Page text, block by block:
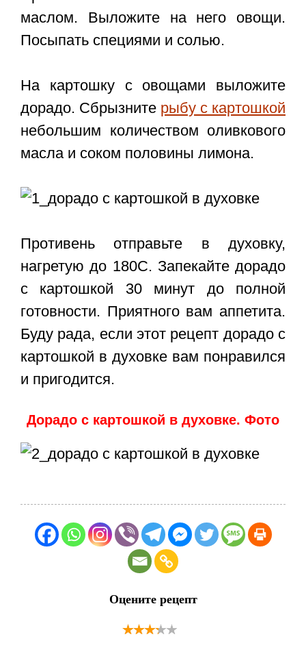
маслом. Выложите на него овощи.
Посыпать специями и солью.
На картошку с овощами выложите
дорадо. Сбрызните рыбу с картошкой
небольшим количеством оливкового
масла и соком половины лимона.
Противень отправьте в духовку,
нагретую до 180С. Запекайте дорадо
с картошкой 30 минут до полной
готовности. Приятного вам аппетита.
Буду рада, если этот рецепт дорадо с
картошкой в духовке вам понравился
и пригодится.
Дорадо с картошкой в духовке. Фото
Оцените рецепт